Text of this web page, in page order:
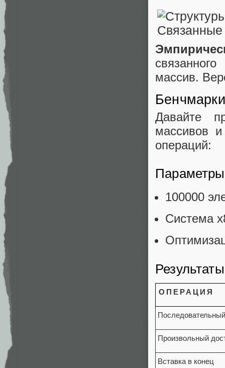
массив.
Давайте
массивов
операций:
100000
Система
Результаты
ОПЕРАЦИЯ
Произвольный
Вставка в конец